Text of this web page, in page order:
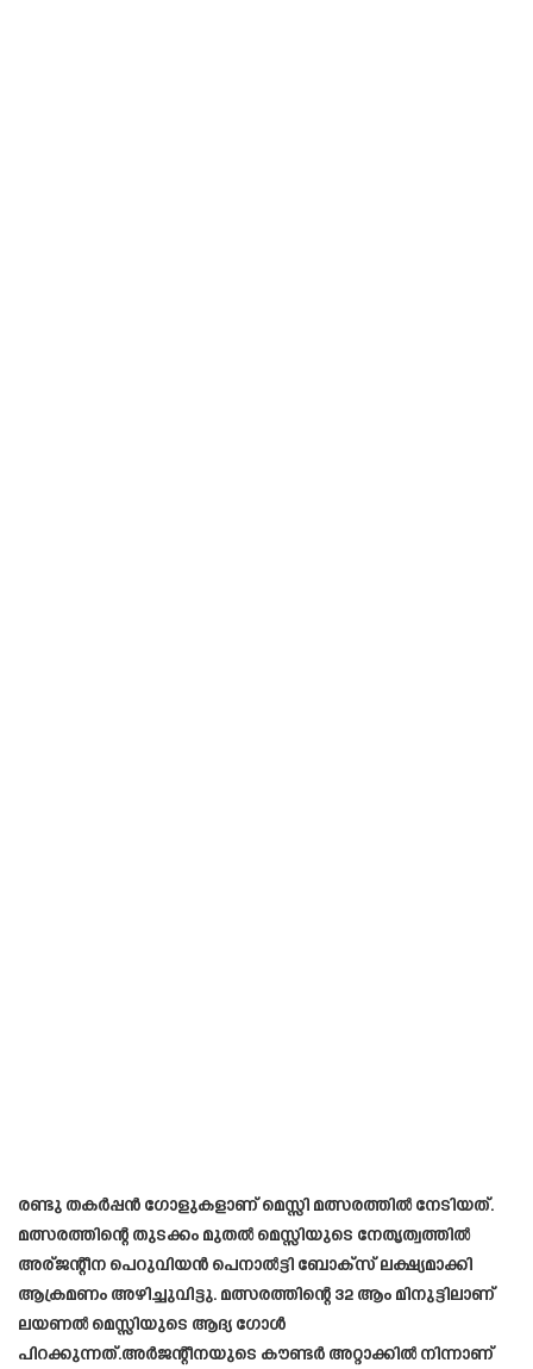
രണ്ടു തകർപ്പൻ ഗോളുകളാണ് മെസ്സി മത്സരത്തിൽ നേടിയത്.
മത്സരത്തിന്റെ തുടക്കം മുതൽ മെസ്സിയുടെ നേതൃത്വത്തിൽ
അര്ജന്റീന പെറുവിയൻ പെനാൽട്ടി ബോക്സ് ലക്ഷ്യമാക്കി
ആക്രമണം അഴിച്ചുവിട്ടു. മത്സരത്തിന്റെ 32 ആം മിനുട്ടിലാണ്
ലയണൽ മെസ്സിയുടെ ആദ്യ ഗോൾ
പിറക്കുന്നത്.അർജന്റീനയുടെ കൗണ്ടർ അറ്റാക്കിൽ നിന്നാണ്